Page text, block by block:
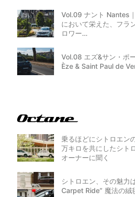
Vol.09 ナント Nantes
において栄えた、フラ
ロワー…
Vol.08 エズ&サン・ポ
Èze & Saint Paul de
乗るほどにシトロエン
万キロを共にしたシト
オーナーに聞く
シトロエン、その魅力
Carpet Ride” 魔法の絨